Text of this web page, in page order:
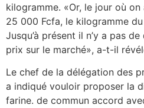
kilogramme. «Or, le jour où
25 000 Fcfa, le kilogramme
Jusqu’à présent il n’y a pas
prix sur le marché», a-t-il
Le chef de la délégation des
a indiqué vouloir proposer la
farine. de commun accord